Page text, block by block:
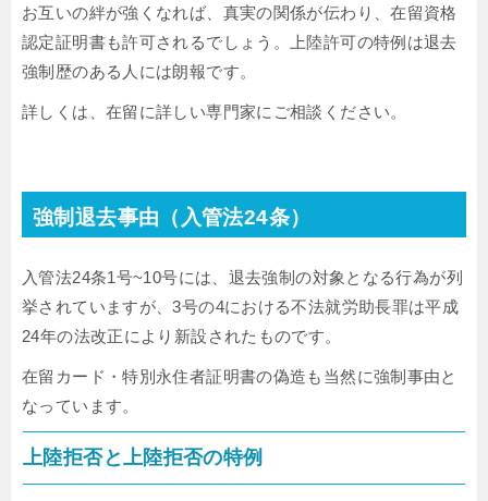
お互いの絆が強くなれば、真実の関係が伝わり、在留資格
認定証明書も許可されるでしょう。上陸許可の特例は退去
強制歴のある人には朗報です。
詳しくは、在留に詳しい専門家にご相談ください。
強制退去事由（入管法24条）
入管法24条1号~10号には、退去強制の対象となる行為が列
挙されていますが、3号の4における不法就労助長罪は平成
24年の法改正により新設されたものです。
在留カード・特別永住者証明書の偽造も当然に強制事由と
なっています。
上陸拒否と上陸拒否の特例